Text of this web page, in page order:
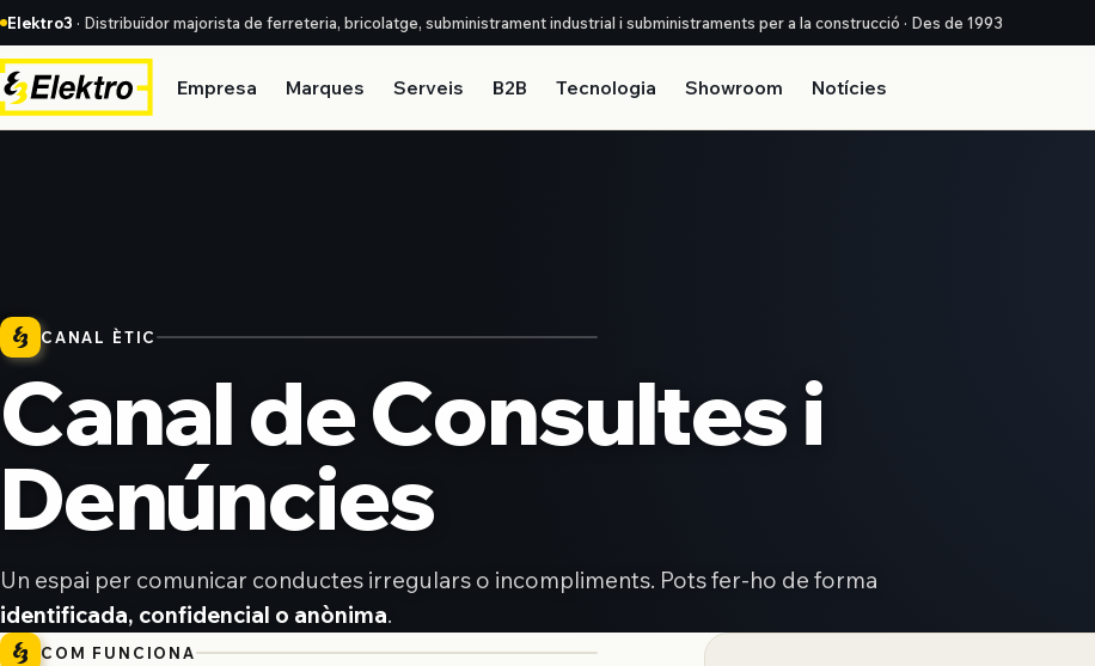
Elektro3 · Distribuïdor majorista de ferreteria, bricolatge, subministrament industrial i subministraments per a la construcció · Des de 1993
Empresa Marques Serveis B2B Tecnologia Showroom Notícies
CANAL ÈTIC
Canal de Consultes i
Denúncies
Un espai per comunicar conductes irregulars o incompliments. Pots fer-ho de forma
identificada, confidencial o anònima.
COM FUNCIONA